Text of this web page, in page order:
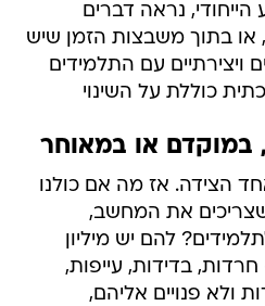
נראה דברים
או בתוך משבצות הזמן שיש
ויצירתיים עם התלמידים
כוללת על השינוי
במוקדם או במאוחר
הצידה. אז מה אם כולנו
שצריכים את המחשב,
להם יש מיליון
חרדות, בדידות, עייפות,
ולא פנויים אליהם,